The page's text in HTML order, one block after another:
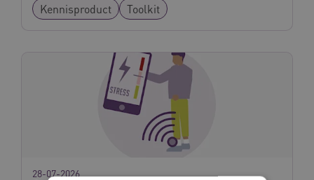
Kennisproduct Toolkit
28-07-2026